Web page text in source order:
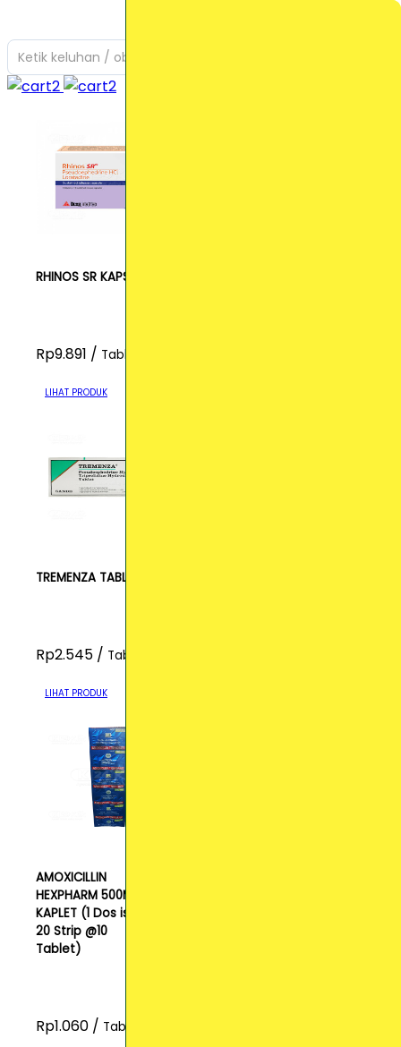
Ketik keluhan / obat yang Anda cari
RHINOS SR KAPSUL
Rp9.891 / Tablet
LIHAT PRODUK
TREMENZA TABLET
Rp2.545 / Tablet
LIHAT PRODUK
AMOXICILLIN
HEXPHARM 500MG
KAPLET (1 Dos isi
20 Strip @10
Tablet)
Rp1.060 / Tablet